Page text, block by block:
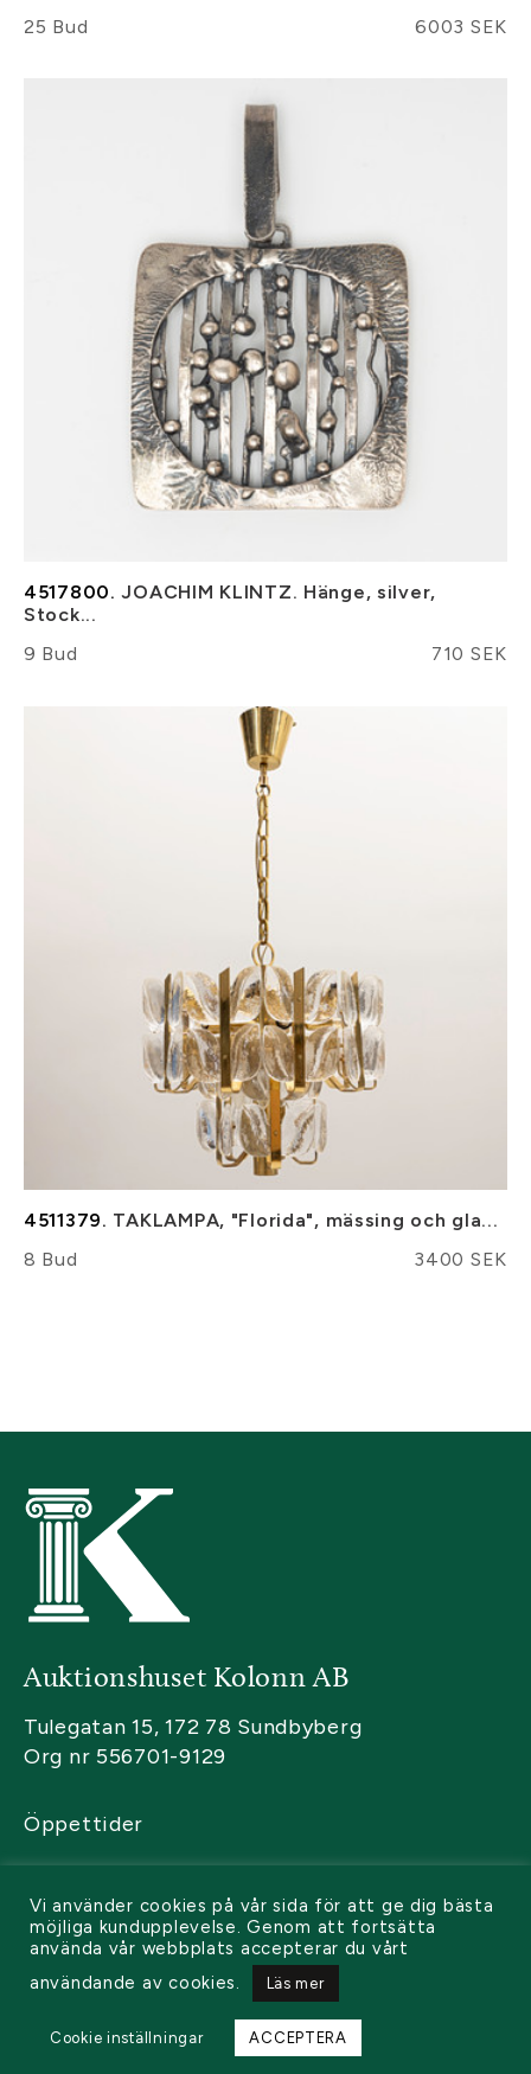
25 Bud
6003 SEK
4517800. JOACHIM KLINTZ. Hänge, silver,
Stock...
9 Bud
710 SEK
4511379. TAKLAMPA, "Florida", mässing och gla...
8 Bud
3400 SEK
Auktionshuset Kolonn AB
Tulegatan 15, 172 78 Sundbyberg
Org nr 556701-9129
Öppettider
Kontakta oss
Sälja
Köpa
© 2026 Kolonn. All rights reserved
Vi använder cookies på vår sida för att ge dig bästa
möjliga kundupplevelse. Genom att fortsätta
använda vår webbplats accepterar du vårt
användande av cookies.
Läs mer
Cookie inställningar ACCEPTERA